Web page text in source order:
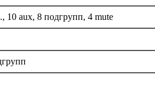
10 aux, 8 подгрупп, 4 mute